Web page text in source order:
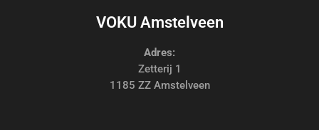
VOKU Amstelveen
Adres:
Zetterij 1
1185 ZZ Amstelveen